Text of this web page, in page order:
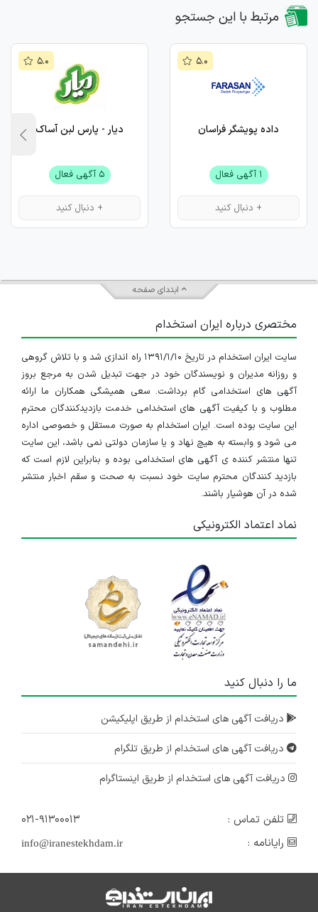
مرتبط با این جستجو
داده پویشگر فراسان
۱ آگهی فعال
۵.۰
+ دنبال کنید
دیار - پارس لبن آساک
۵ آگهی فعال
۵.۰
+ دنبال کنید
ابتدای صفحه
مختصری درباره ایران استخدام
سایت ایران استخدام در تاریخ ۱۳۹۱/۱/۱۰ راه اندازی شد و با تلاش گروهی
و روزانه مدیران و نویسندگان خود در جهت تبدیل شدن به مرجع بروز
آگهی های استخدامی گام برداشت. سعی همیشگی همکاران ما ارائه
مطلوب و با کیفیت آگهی های استخدامی خدمت بازدیدکنندگان محترم
این سایت بوده است. ایران استخدام به صورت مستقل و خصوصی اداره
می شود و وابسته به هیچ نهاد و یا سازمان دولتی نمی باشد، این سایت
تنها منتشر کننده ی آگهی های استخدامی بوده و بنابراین لازم است که
بازدید کنندگان محترم سایت خود نسبت به صحت و سقم اخبار منتشر
شده در آن هوشیار باشند.
نماد اعتماد الکترونیکی
ما را دنبال کنید
دریافت آگهی های استخدام از طریق اپلیکیشن
دریافت آگهی های استخدام از طریق تلگرام
دریافت آگهی های استخدام از طریق اینستاگرام
تلفن تماس :
۰۲۱-۹۱۳۰۰۰۱۳
رایانامه :
info@iranestekhdam.ir